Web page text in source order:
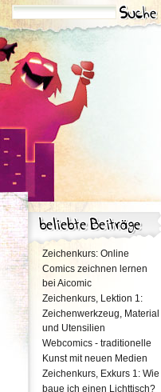
Zeichenkurs: Online
Comics zeichnen lernen
bei Aicomic
Zeichenkurs, Lektion 1:
Zeichenwerkzeug, Material
und Utensilien
Webcomics - traditionelle
Kunst mit neuen Medien
Zeichenkurs, Exkurs 1: Wie
baue ich einen Lichttisch?